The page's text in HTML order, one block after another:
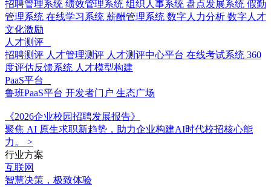
招聘管理系统 绩效管理系统 组织人事系统 盘点发展系统 假勤
管理系统 在线学习系统 薪酬管理系统 数字人力分析 数字人才
文化激励
人才测评
招聘测评 人才管理测评 人才测评中心平台 在线考试系统 360
度评估反馈系统 人才模型构建
PaaS平台
鲁班PaaS平台 开发者门户 生态广场
《2026企业校园招聘发展报告》
聚焦 AI 原生求职新趋势，助力企业构建AI时代校招核心能
力。
>
行业方案
互联网
智慧决策，极致体验